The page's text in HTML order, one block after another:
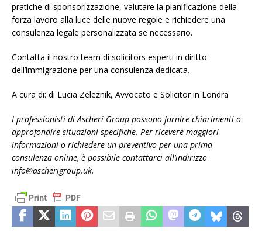
pratiche di sponsorizzazione, valutare la pianificazione della
forza lavoro alla luce delle nuove regole e richiedere una
consulenza legale personalizzata se necessario.
Contatta il nostro team di solicitors esperti in diritto
dell’immigrazione per una consulenza dedicata.
A cura di: di Lucia Zeleznik, Avvocato e Solicitor in Londra
I professionisti di Ascheri Group possono fornire chiarimenti o
approfondire situazioni specifiche. Per ricevere maggiori
informazioni o richiedere un preventivo per una prima
consulenza online, è possibile contattarci all’indirizzo
info@ascherigroup.uk.